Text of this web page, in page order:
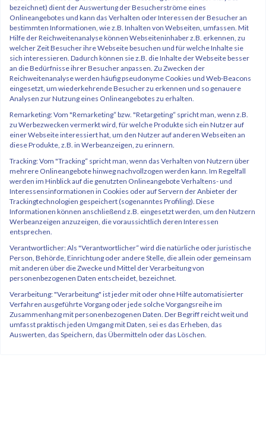
bezeichnet) dient der Auswertung der Besucherströme eines
Onlineangebotes und kann das Verhalten oder Interessen der Besucher an
bestimmten Informationen, wie z.B. Inhalten von Webseiten, umfassen. Mit
Hilfe der Reichweitenanalyse können Webseiteninhaber z.B. erkennen, zu
welcher Zeit Besucher ihre Webseite besuchen und für welche Inhalte sie
sich interessieren. Dadurch können sie z.B. die Inhalte der Webseite besser
an die Bedürfnisse ihrer Besucher anpassen. Zu Zwecken der
Reichweitenanalyse werden häufig pseudonyme Cookies und Web-Beacons
eingesetzt, um wiederkehrende Besucher zu erkennen und so genauere
Analysen zur Nutzung eines Onlineangebotes zu erhalten.
Remarketing: Vom "Remarketing“ bzw. "Retargeting“ spricht man, wenn z.B.
zu Werbezwecken vermerkt wird, für welche Produkte sich ein Nutzer auf
einer Webseite interessiert hat, um den Nutzer auf anderen Webseiten an
diese Produkte, z.B. in Werbeanzeigen, zu erinnern.
Tracking: Vom "Tracking“ spricht man, wenn das Verhalten von Nutzern über
mehrere Onlineangebote hinweg nachvollzogen werden kann. Im Regelfall
werden im Hinblick auf die genutzten Onlineangebote Verhaltens- und
Interessensinformationen in Cookies oder auf Servern der Anbieter der
Trackingtechnologien gespeichert (sogenanntes Profiling). Diese
Informationen können anschließend z.B. eingesetzt werden, um den Nutzern
Werbeanzeigen anzuzeigen, die voraussichtlich deren Interessen
entsprechen.
Verantwortlicher: Als "Verantwortlicher“ wird die natürliche oder juristische
Person, Behörde, Einrichtung oder andere Stelle, die allein oder gemeinsam
mit anderen über die Zwecke und Mittel der Verarbeitung von
personenbezogenen Daten entscheidet, bezeichnet.
Verarbeitung: "Verarbeitung" ist jeder mit oder ohne Hilfe automatisierter
Verfahren ausgeführte Vorgang oder jede solche Vorgangsreihe im
Zusammenhang mit personenbezogenen Daten. Der Begriff reicht weit und
umfasst praktisch jeden Umgang mit Daten, sei es das Erheben, das
Auswerten, das Speichern, das Übermitteln oder das Löschen.